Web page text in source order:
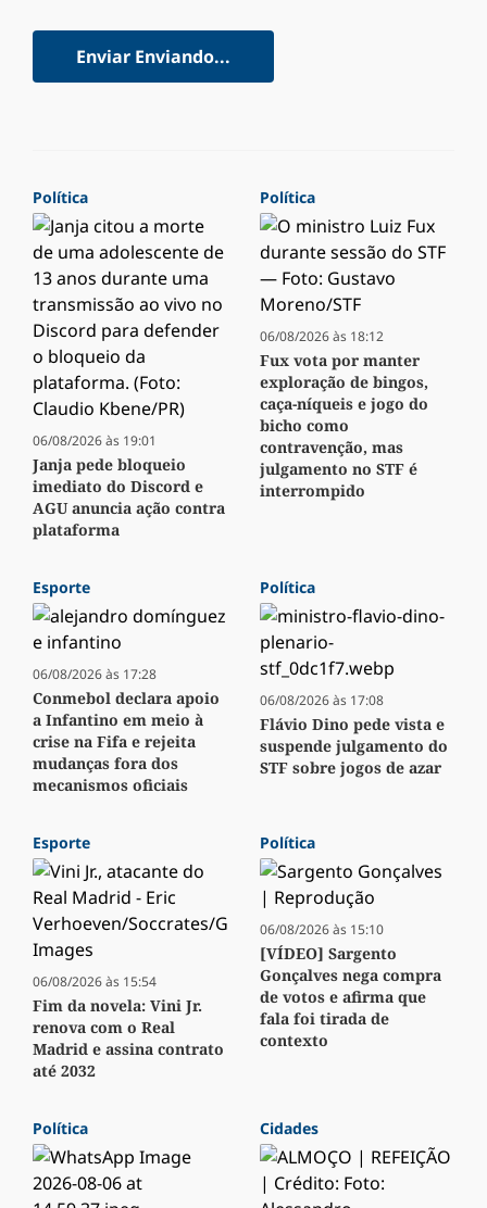
Enviar Enviando...
Política
06/08/2026 às 19:01
Janja pede bloqueio
imediato do Discord e
AGU anuncia ação contra
plataforma
Política
06/08/2026 às 18:12
Fux vota por manter
exploração de bingos,
caça-níqueis e jogo do
bicho como
contravenção, mas
julgamento no STF é
interrompido
Esporte
06/08/2026 às 17:28
Conmebol declara apoio
a Infantino em meio à
crise na Fifa e rejeita
mudanças fora dos
mecanismos oficiais
Política
06/08/2026 às 17:08
Flávio Dino pede vista e
suspende julgamento do
STF sobre jogos de azar
Esporte
06/08/2026 às 15:54
Fim da novela: Vini Jr.
renova com o Real
Madrid e assina contrato
até 2032
Política
06/08/2026 às 15:10
[VÍDEO] Sargento
Gonçalves nega compra
de votos e afirma que
fala foi tirada de
contexto
Política Cidades